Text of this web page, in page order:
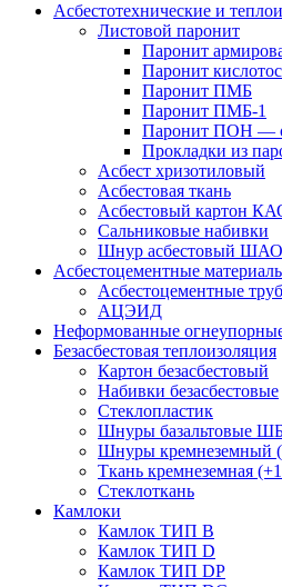
Асбестотехнические и
Листовой паронит
Паронит
Паронит
Паронит ПМБ
Паронит ПМБ-1
Паронит ПОН —
Прокладки из
Асбест хризотиловый
Асбестовая ткань
Асбестовый картон
Сальниковые набивки
Шнур асбестовый
Асбестоцементные
Асбестоцементные
АЦЭИД
Неформованные
Безасбестовая теплоизоляция
Картон безасбестовый
Набивки безасбестовые
Стеклопластик
Шнуры базальтовые
Шнуры кремнеземный
Ткань кремнеземная
Стеклоткань
Камлоки
Камлок ТИП B
Камлок ТИП D
Камлок ТИП DP